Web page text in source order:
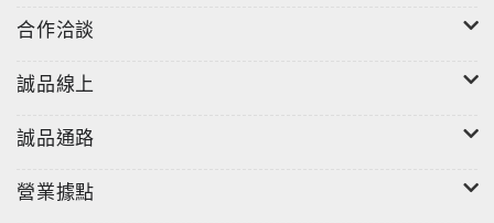
合作洽談
誠品線上
誠品通路
營業據點